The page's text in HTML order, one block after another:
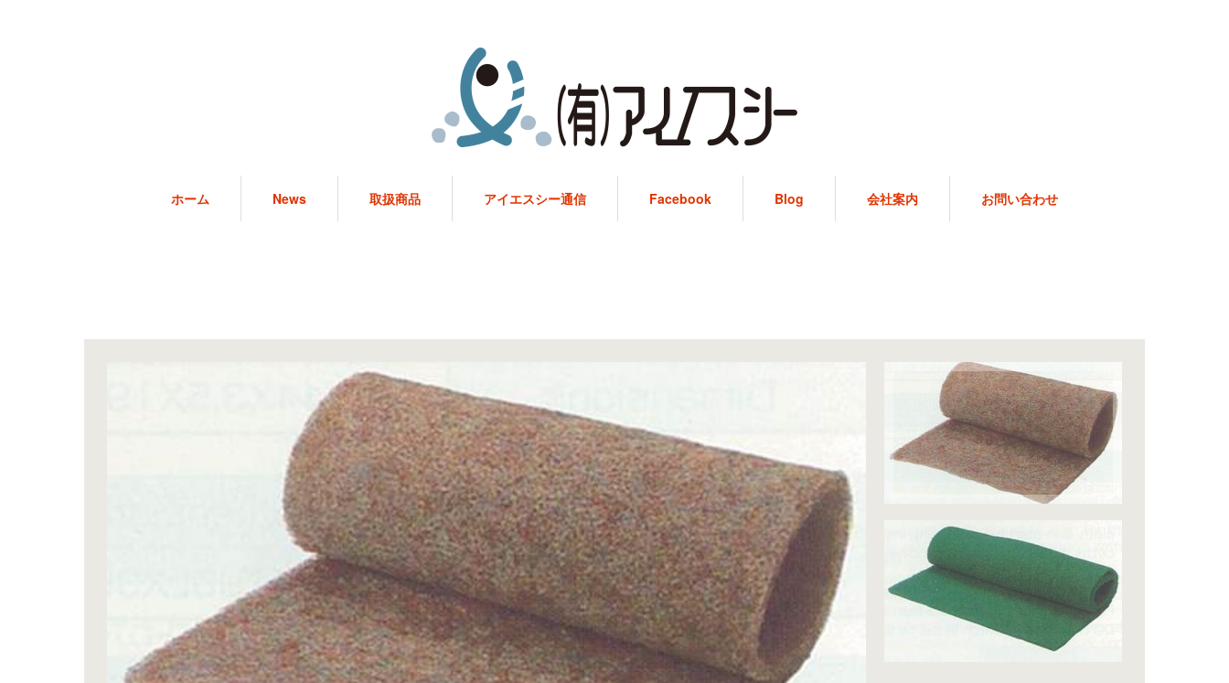
ホーム News 取扱商品 アイエスシー通信 Facebook Blog 会社案内 お問い合わせ